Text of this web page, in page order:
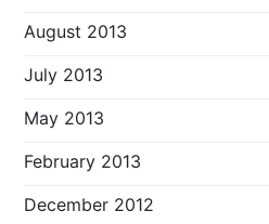
August 2013
July 2013
May 2013
February 2013
December 2012